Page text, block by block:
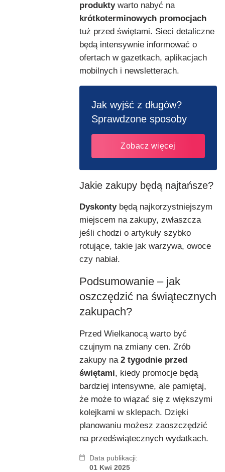
produktywarto nabyć na
krótkoterminowych promocjach
tuż przed świętami. Sieci detaliczne
będą intensywnie informować o
ofertach w gazetkach, aplikacjach
mobilnych i newsletterach.
Jak wyjść z długów?
Sprawdzone sposoby
Zobacz więcej
Jakie zakupy będą najtańsze?
Dyskontybędą najkorzystniejszym
miejscem na zakupy, zwłaszcza
jeśli chodzi o artykuły szybko
rotujące, takie jak warzywa, owoce
czy nabiał.
Podsumowanie – jak
oszczędzić na świątecznych
zakupach?
Przed Wielkanocą warto być
czujnym na zmiany cen. Zrób
zakupy na 2 tygodnie przed
świętami, kiedy promocje będą
bardziej intensywne, ale pamiętaj,
że może to wiązać się z większymi
kolejkami w sklepach. Dzięki
planowaniu możesz zaoszczędzić
na przedświątecznych wydatkach.
Data publikacji:
01 Kwi 2025